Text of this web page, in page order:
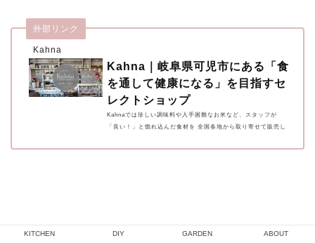
Kahna
外部リンク
Kahna｜岐阜県可児市にある「食
を通して健康になる」を目指すセ
レクトショップ
Kahnaでは珍しい調味料や入手困難なお米など、スタッフが
「良い！」と惚れ込んだ食材を 全国各地から取り寄せて販売し
てほしい」と、ランチプレートやお持ち帰りのお弁当を始めま
KITCHEN DIY GARDEN ABOUT